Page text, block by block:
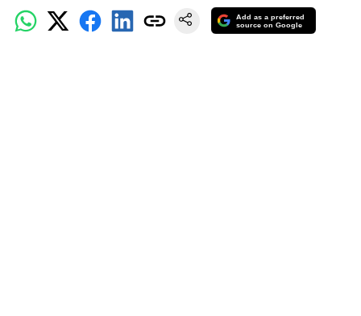
Add as a preferred
source on Google